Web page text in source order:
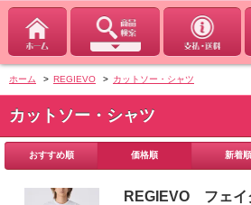
ホーム > REGIEVO > カットソー・シャツ
カットソー・シャツ
おすすめ順 価格順 新着順
REGIEVO フェイ